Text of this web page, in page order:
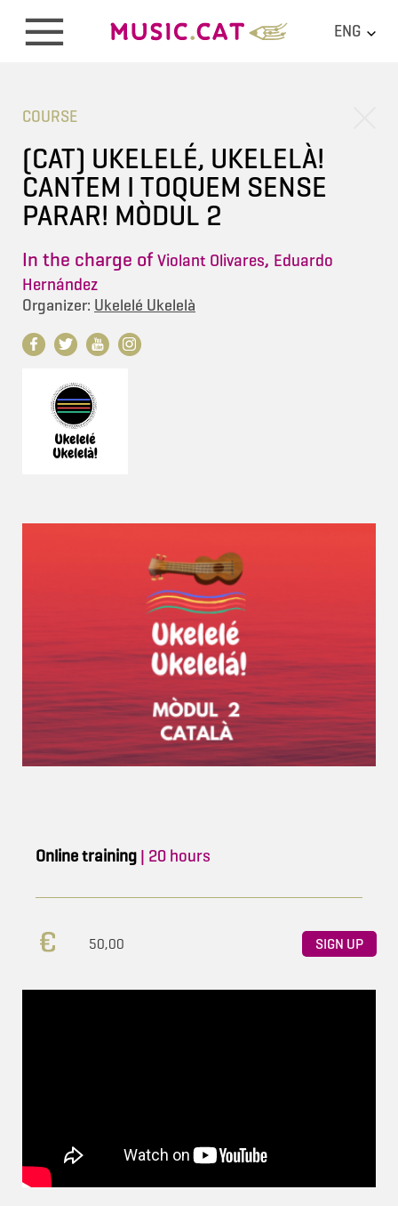
ENG
COURSE
(CAT) UKELELÉ, UKELELÀ!
CANTEM I TOQUEM SENSE
PARAR! MÒDUL 2
In the charge ofViolant Olivares, Eduardo
Hernández
Organizer: Ukelelé Ukelelà
Online training | 20 hours
50,00 SIGN UP